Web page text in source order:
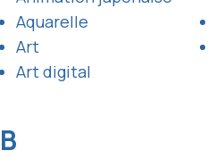
Aquarelle
Art
Art digital
B